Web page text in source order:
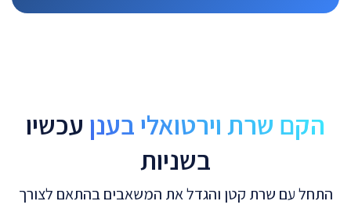
הקם שרת וירטואלי בענן עכשיו
בשניות
התחל עם שרת קטן והגדל את המשאבים בהתאם לצורך